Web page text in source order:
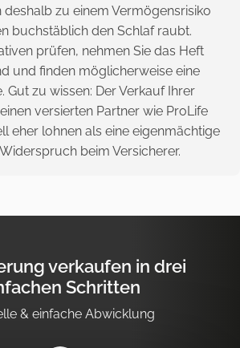
deshalb zu einem Vermögensrisiko
buchstäblich den Schlaf raubt.
prüfen, nehmen Sie das Heft
und finden möglicherweise eine
Gut zu wissen: Der Verkauf Ihrer
versierten Partner wie ProLife
eher lohnen als eine eigenmächtige
beim Versicherer.
verkaufen in drei
Schritten
& einfache Abwicklung